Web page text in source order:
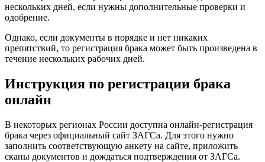
нескольких дней, если нужны дополнительные проверки и
одобрение.
Однако, если документы в порядке и нет никаких
препятствий, то регистрация брака может быть произведена в
течение нескольких рабочих дней.
Инструкция по регистрации брака
онлайн
В некоторых регионах России доступна онлайн-регистрация
брака через официальный сайт ЗАГСа. Для этого нужно
заполнить соответствующую анкету на сайте, приложить
сканы документов и дождаться подтверждения от ЗАГСа.